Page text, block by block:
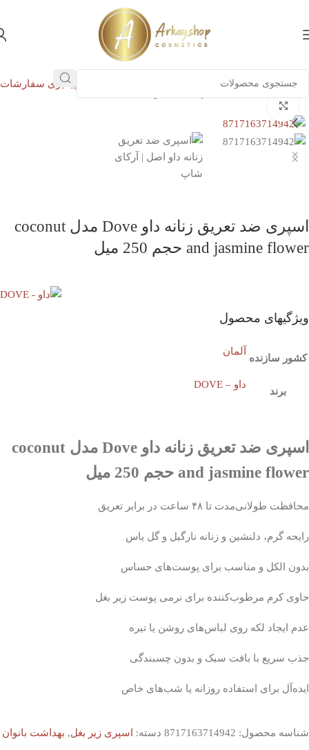
پیگیری سفارشات
بهداشت شخصی
اسپری ضد تعریق زنانه داو Dove مدل coconut
and jasmine flower حجم 250 میل
ویژگیهای محصول
کشور سازنده
آلمان
برند
داو – DOVE
اسپری ضد تعریق زنانه داو Dove مدل coconut
and jasmine flower حجم 250 میل
محافظت طولانی‌مدت تا ۴۸ ساعت در برابر تعریق
رایحه گرم، دلنشین و زنانه نارگیل و گل یاس
بدون الکل و مناسب برای پوست‌های حساس
حاوی کرم مرطوب‌کننده برای نرمی پوست زیر بغل
عدم ایجاد لکه روی لباس‌های روشن یا تیره
جذب سریع با بافت سبک و بدون چسبندگی
ایده‌آل برای استفاده روزانه یا شب‌های خاص
شناسه محصول: 8717163714942 دسته: اسپری زیر بغل, بهداشت بانوان